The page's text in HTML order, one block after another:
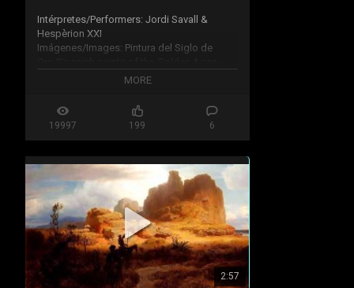
Intérpretes/Performers: Jordi Savall &
Hespèrion XXI
Imágenes/Images: Pintura del Siglo de
MORE
19997 199 6
2:57